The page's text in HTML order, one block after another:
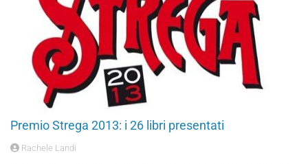
Premio Strega 2013: i 26 libri presentati
Rachele Landi